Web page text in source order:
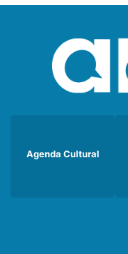
Agenda Cultural